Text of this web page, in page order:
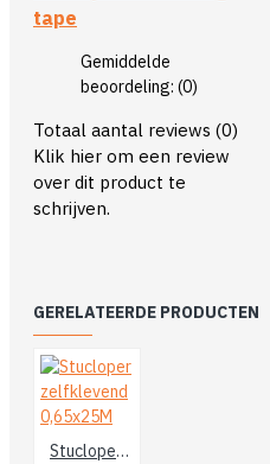
tape
Gemiddelde
beoordeling: (0)
Totaal aantal reviews (0)
Klik hier om een review
over dit product te
schrijven.
GERELATEERDE PRODUCTEN
Stucloper zelfklevend 0,65x25M